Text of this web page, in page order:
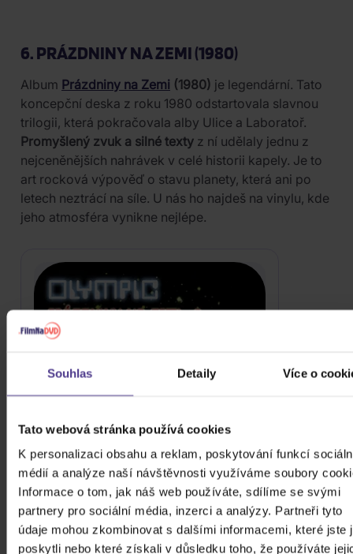
Souhlas Detaily Více o
Tato webová stránka používá cookies
K personalizaci obsahu a reklam, poskytování funkcí
médií a analýze naší návštěvnosti využíváme soubory
Informace o tom, jak náš web používáte, sdílíme se svými
partnery pro sociální média, inzerci a analýzy. Partneři tyto
údaje mohou zkombinovat s dalšími informacemi, které jste
poskytli nebo které získali v důsledku toho, že používáte
6. PRÁZDNINY NA ZEMI (1980)
Album Prázdniny na Zemi (1980) je legendární. Tato
koncepční deska z roku 1980 odstartovala slavnou
trilogii, která pokračovala alby Ulice a Laboratoř.
Promyšlený zvuk a silné texty z ní udělaly jednu z
nejceněnějších nahrávek v celé historii kapely. Je to
art rocková výpověď o stavu planety, která ani po
letech neztrácí na síle. U nás ho najdeš na vinylu, kde
jeho atmosféra vynikne nejlépe.
OLYMPIC: PRÁZDNINY NA ZEMI…?